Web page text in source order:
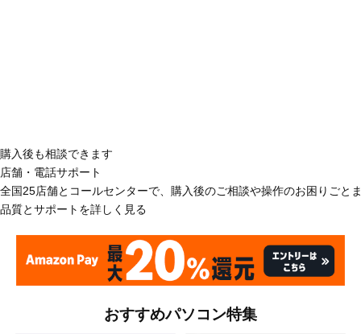
購入後も相談できます
店舗・電話サポート
全国25店舗とコールセンターで、購入後のご相談や操作のお困りごと
品質とサポートを詳しく見る
おすすめパソコン特集